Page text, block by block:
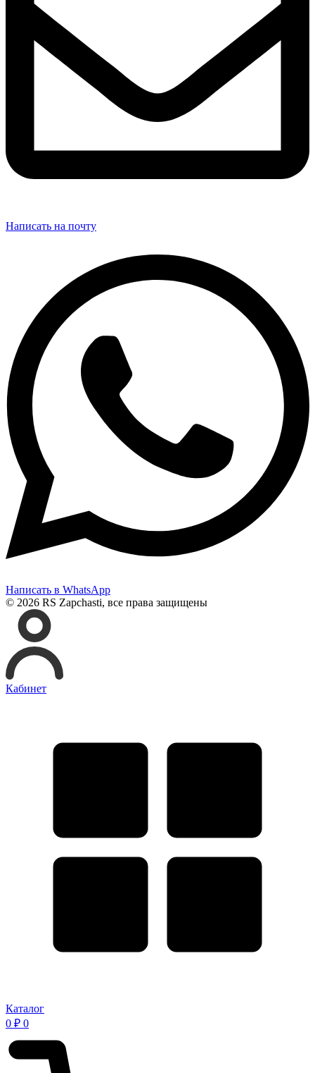
Написать на почту
Написать в WhatsApp
© 2026 RS Zapchasti, все права защищены
Кабинет
Каталог
0 ₽ 0